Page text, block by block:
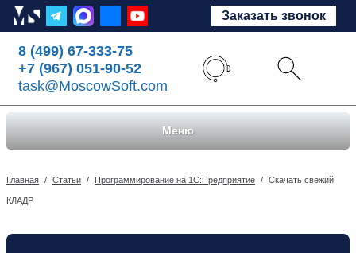
Заказать звонок
8 (499) 67-333-75
+7 (967) 051-90-52
task@MoscowSoft.com
Меню
Главная / Статьи / Программирование на 1С:Предприятие / Скачать свежий
КЛАДР